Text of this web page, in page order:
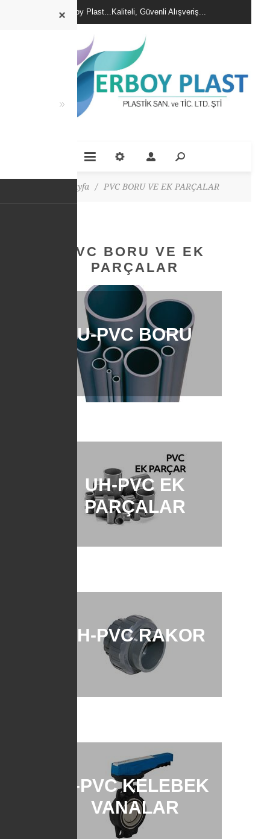
Erboy Plast...Kaliteli, Güvenli Alışveriş...
Ana Sayfa / PVC BORU VE EK PARÇALAR
U-PVC BORU
UH-PVC EK
PARÇALAR
UH-PVC RAKOR
U-PVC KELEBEK
VANALAR
PVC BORU VE EK
PARÇALAR